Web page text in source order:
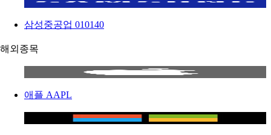
삼성중공업 010140
해외종목
애플 AAPL